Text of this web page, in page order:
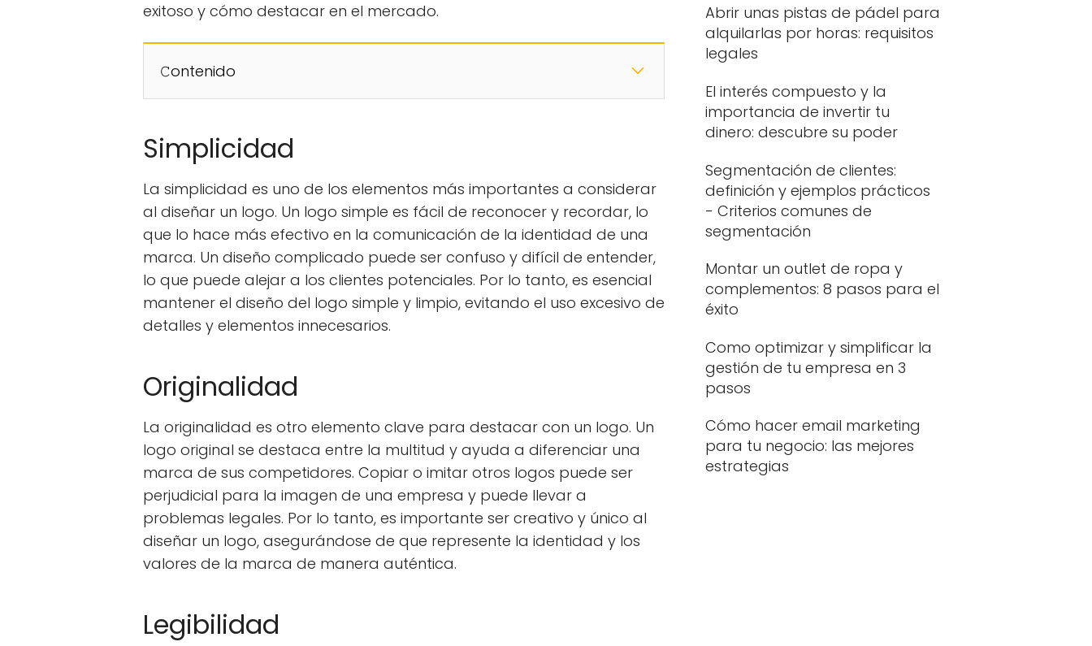
exitoso y cómo destacar en el mercado.
𝙲ontenido
Simplicidad
La simplicidad es uno de los elementos más importantes a considerar
al diseñar un logo. Un logo simple es fácil de reconocer y recordar, lo
que lo hace más efectivo en la comunicación de la identidad de una
marca. Un diseño complicado puede ser confuso y difícil de entender,
lo que puede alejar a los clientes potenciales. Por lo tanto, es esencial
mantener el diseño del logo simple y limpio, evitando el uso excesivo de
detalles y elementos innecesarios.
Originalidad
La originalidad es otro elemento clave para destacar con un logo. Un
logo original se destaca entre la multitud y ayuda a diferenciar una
marca de sus competidores. Copiar o imitar otros logos puede ser
perjudicial para la imagen de una empresa y puede llevar a
problemas legales. Por lo tanto, es importante ser creativo y único al
diseñar un logo, asegurándose de que represente la identidad y los
valores de la marca de manera auténtica.
Legibilidad
Abrir unas pistas de pádel para
alquilarlas por horas: requisitos
legales
El interés compuesto y la
importancia de invertir tu
dinero: descubre su poder
Segmentación de clientes:
definición y ejemplos prácticos
- Criterios comunes de
segmentación
Montar un outlet de ropa y
complementos: 8 pasos para el
éxito
Como optimizar y simplificar la
gestión de tu empresa en 3
pasos
Cómo hacer email marketing
para tu negocio: las mejores
estrategias